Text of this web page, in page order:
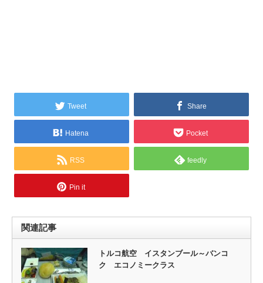
Tweet Share
Hatena Pocket
RSS feedly
Pin it
関連記事
トルコ航空 イスタンブール～バンコ
ク エコノミークラス